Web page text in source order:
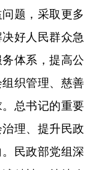
题，采取更多
好人民群众急
体系，提高公
织管理、慈善
总书记的重要
理、提升民政
民政部党组深